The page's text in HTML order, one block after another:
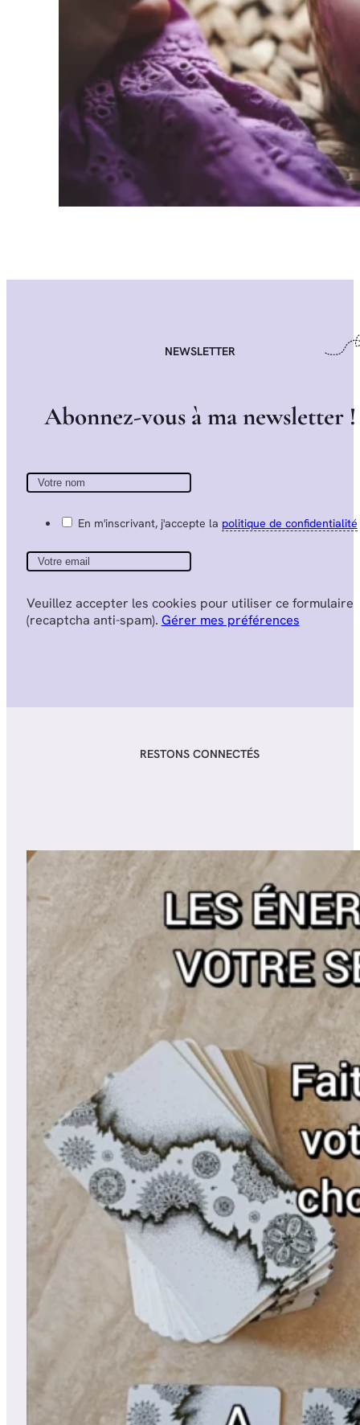
NEWSLETTER
Abonnez-vous àmanewsletter !
En m'inscrivant, j'accepte la politique de confidentialité
Veuillez accepter les cookies pour utiliser ce formulaire
(recaptcha anti-spam). Gérer mes préférences
RESTONS CONNECTÉS